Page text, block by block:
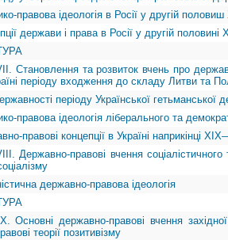
правова ідеологія в Росії у другій
держави і права в Росії у другій
Становлення та розвиток вчень про
періоду входження до складу Литви та
періоду Української гетьманської
правова ідеологія ліберального та
правові концепції в Україні наприкінці
Державно-правові вчення
державно-правова ідеологія
Основні державно-правові вчення
теорії позитивізму